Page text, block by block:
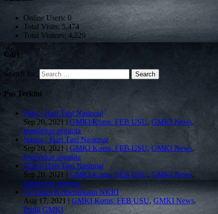
Online Users: 0
Total Visits: 5,474
Total Visitors: 4,229
Cari
Search for:
Pos Terkini
Puisi - Hari Tani Nasional
Sep 20, 2021 | GMKI Koms. FEB USU, GMKI News,
kreativitas anggota
Narasi - Hari Tani Nasional
Sep 20, 2021 | GMKI Koms. FEB USU, GMKI News,
kreativitas anggota
Opini- Hari Tani Nasional
Sep 20, 2021 | GMKI Koms. FEB USU, GMKI News,
kreativitas anggota
76 Tahun Kemerdekaan NKRI
Aug 17, 2021 | GMKI Koms. FEB USU,GMKI News,
Profil GMKI